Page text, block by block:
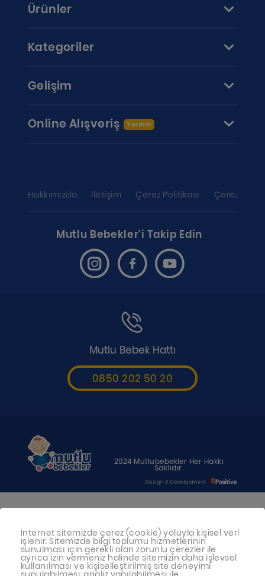
Ürünler
Kategoriler
Gelişim
Online Alışveriş Yardım
Hakkımızda İletişim Çerez Politikası Çerez
Mutlu Bebekler'i Takip Edin
Mutlu Bebek Hattı
0850 202 50 20
2024 Mutlubebekler Her Hakkı
Saklıdır.
sütüdür. Anne sütü ile beslenmenin
mümkün olmadığı durumlarda
doktorunuza danışınız
İnternet sitemizde çerez (cookie) yoluyla kişisel veri
işlenir. Sitemizde bilgi toplumu hizmetlerinin
sunulması için gerekli olan zorunlu çerezler ile
ayrıca izin vermeniz halinde sitemizin daha işlevsel
kullanılması ve kişiselleştirilmiş site deneyimi